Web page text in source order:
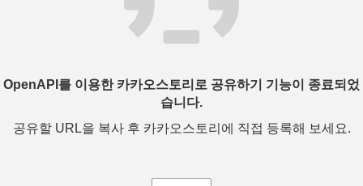
OpenAPI를 이용한 카카오스토리로 공유하기 기능이 종료되었
습니다.
공유할 URL을 복사 후 카카오스토리에 직접 등록해 보세요.